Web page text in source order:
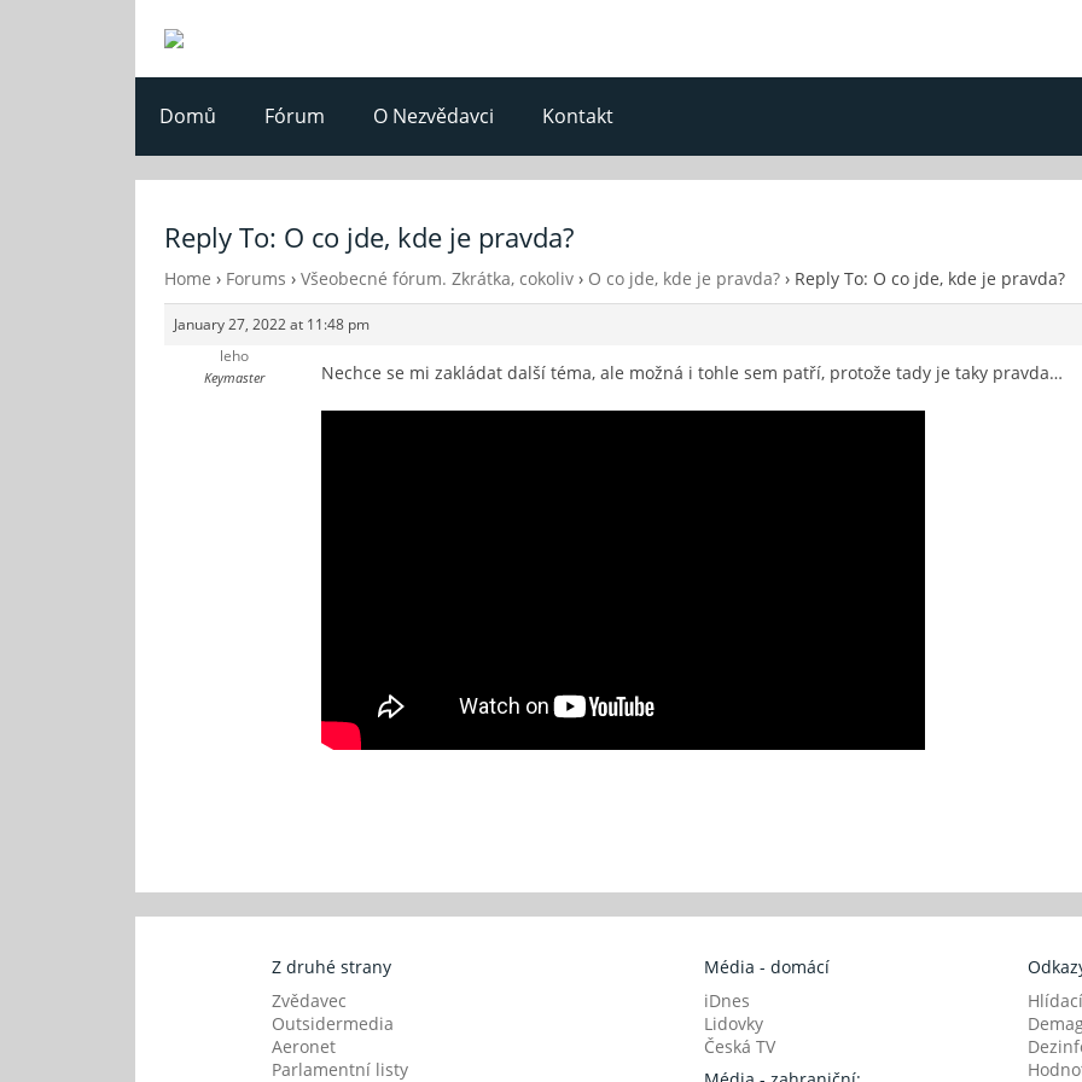
Domů Fórum O Nezvědavci Kontakt
Reply To: O co jde, kde je pravda?
Home › Forums › Všeobecné fórum. Zkrátka, cokoliv › O co jde, kde je pravda? › Reply To: O co jde, kde je pravda?
January 27, 2022 at 11:48 pm
leho
Keymaster Nechce se mi zakládat další téma, ale možná i tohle sem patří, protože tady je taky pravda…
Z druhé strany
Zvědavec
Outsidermedia
Aeronet
Parlamentní listy
Média - domácí
iDnes
Lidovky
Česká TV